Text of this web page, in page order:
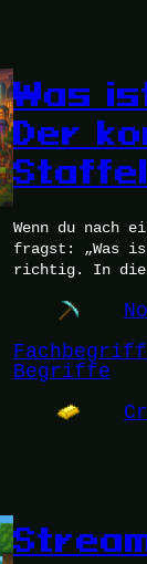
Was
Der
Wenn du nach
fragst: „Was
richtig. In
Begriffe